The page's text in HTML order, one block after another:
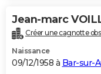
Jean-marc
Créer une cagnotte
Naissance
09/12/1958 à Bar-sur-